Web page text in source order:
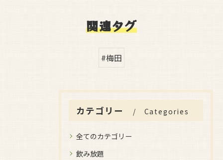
関連タグ
#梅田
カテゴリー Categories
全てのカテゴリー
飲み放題